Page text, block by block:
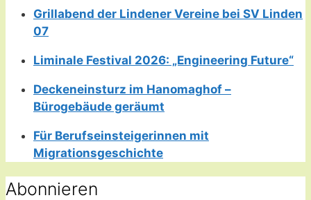
Grillabend der Lindener Vereine bei SV Linden
07
Liminale Festival 2026: „Engineering Future“
Deckeneinsturz im Hanomaghof –
Bürogebäude geräumt
Für Berufseinsteigerinnen mit
Migrationsgeschichte
Abonnieren